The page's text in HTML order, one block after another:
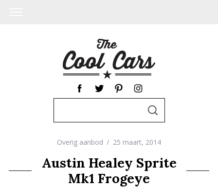
c
S
E
C
H
Overig aanbod 25 maart, 2014
Austin Healey Sprite
Mk1 Frogeye